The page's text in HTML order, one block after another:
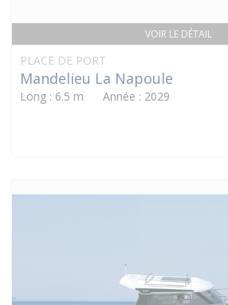
VOIR LE DÉTAIL
PLACE DE PORT
Mandelieu La Napoule
Long : 6.5 m Année : 2029